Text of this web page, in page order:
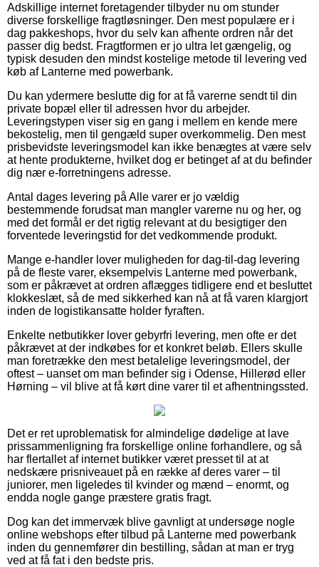
Adskillige internet foretagender tilbyder nu om stunder
diverse forskellige fragtløsninger. Den mest populære er i
dag pakkeshops, hvor du selv kan afhente ordren når det
passer dig bedst. Fragtformen er jo ultra let gængelig, og
typisk desuden den mindst kostelige metode til levering ved
køb af Lanterne med powerbank.
Du kan ydermere beslutte dig for at få varerne sendt til din
private bopæl eller til adressen hvor du arbejder.
Leveringstypen viser sig en gang i mellem en kende mere
bekostelig, men til gengæld super overkommelig. Den mest
prisbevidste leveringsmodel kan ikke benægtes at være selv
at hente produkterne, hvilket dog er betinget af at du befinder
dig nær e-forretningens adresse.
Antal dages levering på Alle varer er jo vældig
bestemmende forudsat man mangler varerne nu og her, og
med det formål er det rigtig relevant at du besigtiger den
forventede leveringstid for det vedkommende produkt.
Mange e-handler lover muligheden for dag-til-dag levering
på de fleste varer, eksempelvis Lanterne med powerbank,
som er påkrævet at ordren aflægges tidligere end et besluttet
klokkeslæt, så de med sikkerhed kan nå at få varen klargjort
inden de logistikansatte holder fyraften.
Enkelte netbutikker lover gebyrfri levering, men ofte er det
påkrævet at der indkøbes for et konkret beløb. Ellers skulle
man foretrække den mest betalelige leveringsmodel, der
oftest – uanset om man befinder sig i Odense, Hillerød eller
Hørning – vil blive at få kørt dine varer til et afhentningssted.
Det er ret uproblematisk for almindelige dødelige at lave
prissammenligning fra forskellige online forhandlere, og så
har flertallet af internet butikker været presset til at at
nedskære prisniveauet på en række af deres varer – til
juniorer, men ligeledes til kvinder og mænd – enormt, og
endda nogle gange præstere gratis fragt.
Dog kan det immervæk blive gavnligt at undersøge nogle
online webshops efter tilbud på Lanterne med powerbank
inden du gennemfører din bestilling, sådan at man er tryg
ved at få fat i den bedste pris.